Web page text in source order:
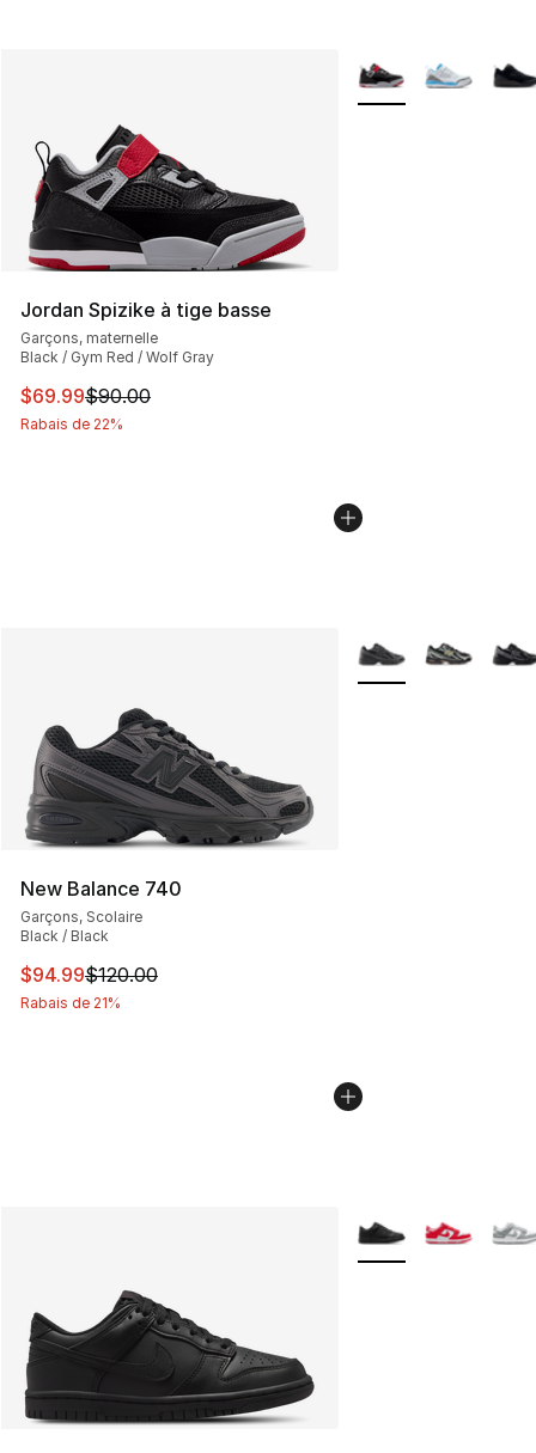
Jordan Spizike à tige basse
Garçons, maternelle
Black / Gym Red / Wolf Gray
Cet article est en solde. Le prix est passé de $90.00 à
$69.99$90.00
Rabais de 22%
Plus de couleurs
New Balance 740
Garçons, Scolaire
Black / Black
Cet article est en solde. Le prix est passé de $120.00 à
$94.99$120.00
Rabais de 21%
Plus de couleurs
Plus de couleurs